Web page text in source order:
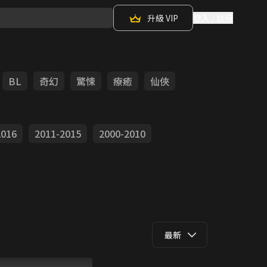
升級 VIP
BL 奇幻 驚悚 療癒 仙俠
2011-2015 2000-2010
最新